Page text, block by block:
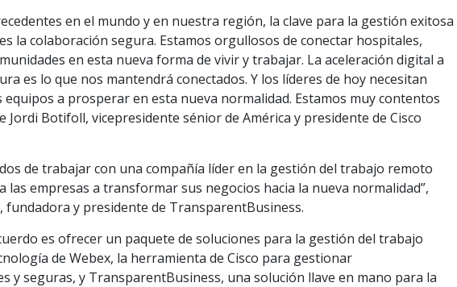
en el mundo y en nuestra región, la clave para la gestión exitosa
la colaboración segura. Estamos orgullosos de conectar hospitales,
en esta nueva forma de vivir y trabajar. La aceleración digital a
es lo que nos mantendrá conectados. Y los líderes de hoy necesitan
equipos a prosperar en esta nueva normalidad. Estamos muy contentos
Jordi Botifoll, vicepresidente sénior de América y presidente de Cisco
de trabajar con una compañía líder en la gestión del trabajo remoto
las empresas a transformar sus negocios hacia la nueva normalidad”,
fundadora y presidente de TransparentBusiness.
es ofrecer un paquete de soluciones para la gestión del trabajo
de Webex, la herramienta de Cisco para gestionar
y seguras, y TransparentBusiness, una solución llave en mano para la